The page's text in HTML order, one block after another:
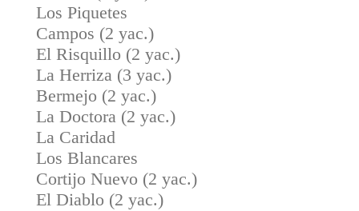
Los Piquetes
Campos (2 yac.)
El Risquillo (2 yac.)
La Herriza (3 yac.)
Bermejo (2 yac.)
La Doctora (2 yac.)
La Caridad
Los Blancares
Cortijo Nuevo (2 yac.)
El Diablo (2 yac.)